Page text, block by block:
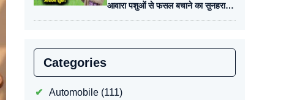
आवारा पशुओं से फसल बचाने का सुनहरा
मौका
Categories
Automobile(111)